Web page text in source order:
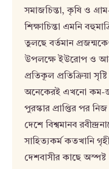
সমাজচিন্তা, কৃষি ও
শিক্ষাচিন্তা এমনি
তুলছে বর্তমান
উপলক্ষে ইউরোপ ও
প্রতিকূল প্রতিক্রিয়া
অনেকেরই এখনো কম-
পুরস্কার প্রাপ্তির পর
দেশে বিশ্বমানব
সাহিত্যকর্ম কতখানি
দেশবাসীর কাছে